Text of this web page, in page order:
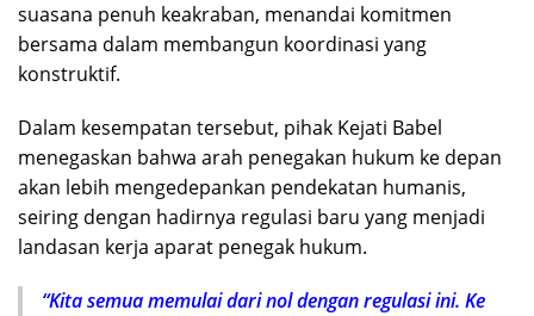
suasana penuh keakraban, menandai komitmen
bersama dalam membangun koordinasi yang
konstruktif.
Dalam kesempatan tersebut, pihak Kejati Babel
menegaskan bahwa arah penegakan hukum ke depan
akan lebih mengedepankan pendekatan humanis,
seiring dengan hadirnya regulasi baru yang menjadi
landasan kerja aparat penegak hukum.
“Kita semua memulai dari nol dengan regulasi ini. Ke